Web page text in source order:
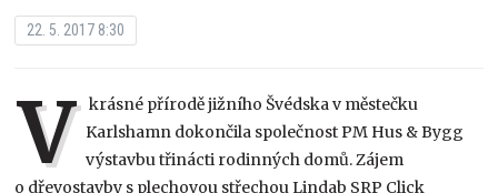
22. 5. 2017 8:30
V
krásné přírodě jižního Švédska v městečku
Karlshamn dokončila společnost PM Hus & Bygg
výstavbu třinácti rodinných domů. Zájem
o dřevostavby s plechovou střechou Lindab SRP Click